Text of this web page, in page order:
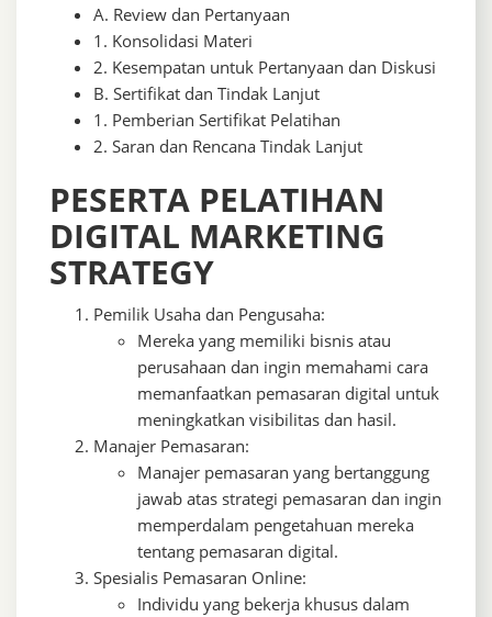
A. Review dan Pertanyaan
1. Konsolidasi Materi
2. Kesempatan untuk Pertanyaan dan Diskusi
B. Sertifikat dan Tindak Lanjut
1. Pemberian Sertifikat Pelatihan
2. Saran dan Rencana Tindak Lanjut
PESERTA PELATIHAN
DIGITAL MARKETING
STRATEGY
Pemilik Usaha dan Pengusaha:
Mereka yang memiliki bisnis atau
perusahaan dan ingin memahami cara
memanfaatkan pemasaran digital untuk
meningkatkan visibilitas dan hasil.
Manajer Pemasaran:
Manajer pemasaran yang bertanggung
jawab atas strategi pemasaran dan ingin
memperdalam pengetahuan mereka
tentang pemasaran digital.
Spesialis Pemasaran Online:
Individu yang bekerja khusus dalam